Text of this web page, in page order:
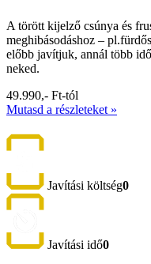
A törött kijelző csúnya és
meghibásodáshoz –
előbb javítjuk, annál több
neked.
49.990,- Ft-tól
Mutasd a részleteket »
Javítási költség0
Javítási idő0